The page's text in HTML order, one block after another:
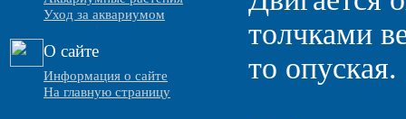
Уход за аквариумом
О сайте
Информация о сайте
На главную страницу
толчками
то опуская.